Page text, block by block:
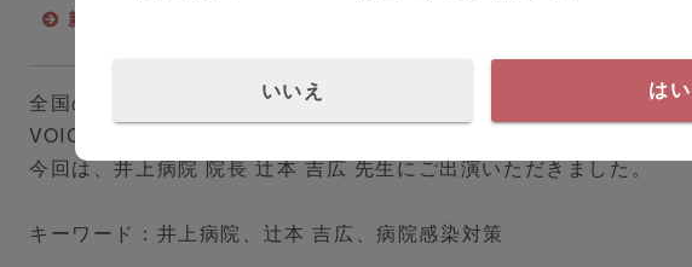
新型コロナウイルス感染症
全国の診療所・クリニックの先生方に診療の今をお伺いする ”クリクラ
VOICE"。
今回は、井上病院 院長 辻󠄀本 吉広 先生にご出演いただきました。
キーワード：井上病院、辻󠄀本 吉広、病院感染対策
いいえ はい